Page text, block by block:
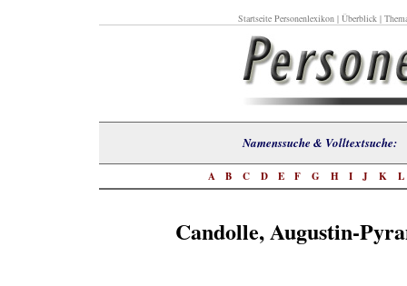
Startseite Personenlexikon| Überblick|
Namenssuche &
A B C D E F G H I J K L
Candolle, Augustin-